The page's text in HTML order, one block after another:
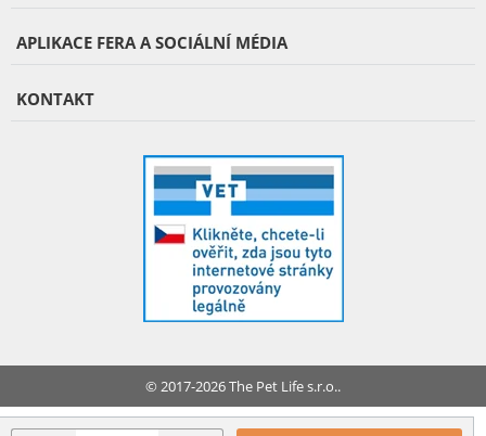
APLIKACE FERA A SOCIÁLNÍ MÉDIA
KONTAKT
© 2017-2026 The Pet Life s.r.o..
FERA INTERNATIONAL: